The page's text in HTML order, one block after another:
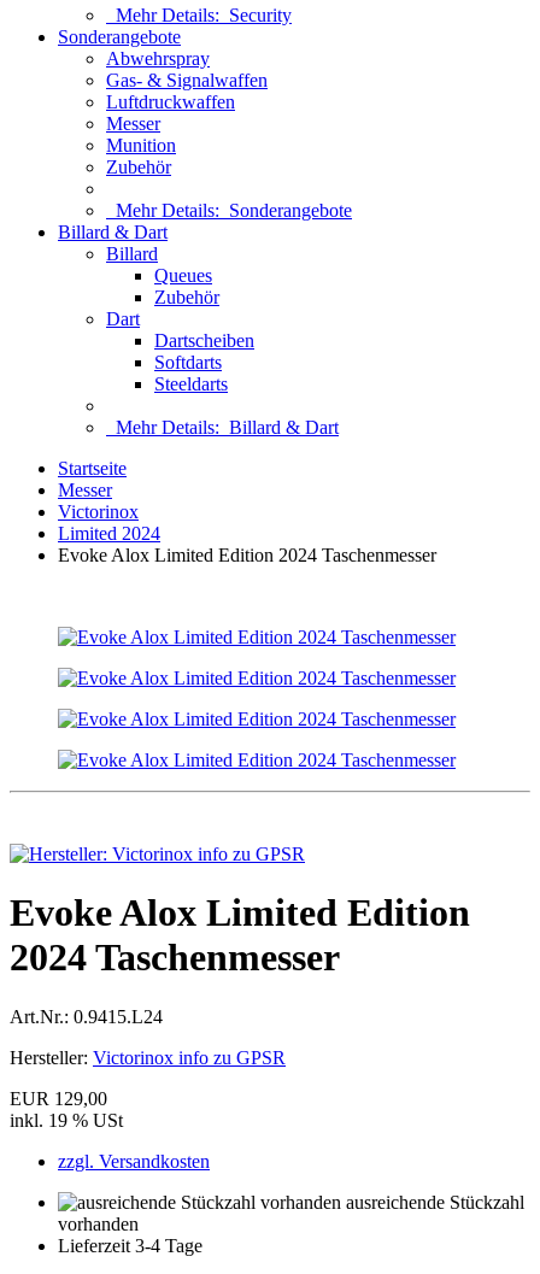
Mehr Details: Security
Sonderangebote
Abwehrspray
Gas- & Signalwaffen
Luftdruckwaffen
Messer
Munition
Zubehör
Mehr Details: Sonderangebote
Billard & Dart
Billard
Queues
Zubehör
Dart
Dartscheiben
Softdarts
Steeldarts
Mehr Details: Billard & Dart
Startseite
Messer
Victorinox
Limited 2024
Evoke Alox Limited Edition 2024 Taschenmesser
Evoke Alox Limited Edition
2024 Taschenmesser
Art.Nr.: 0.9415.L24
Hersteller: Victorinox info zu GPSR
EUR 129,00
inkl. 19 % USt
zzgl. Versandkosten
ausreichende Stückzahl
vorhanden
Lieferzeit 3-4 Tage